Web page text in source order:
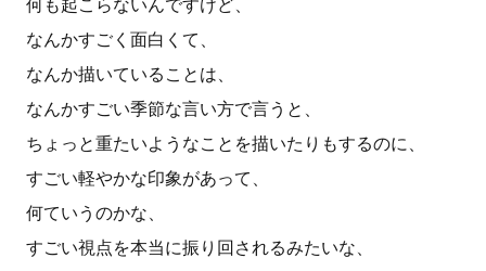
何も起こらないんですけど、
なんかすごく面白くて、
なんか描いていることは、
なんかすごい季節な言い方で言うと、
ちょっと重たいようなことを描いたりもするのに、
すごい軽やかな印象があって、
何ていうのかな、
すごい視点を本当に振り回されるみたいな、